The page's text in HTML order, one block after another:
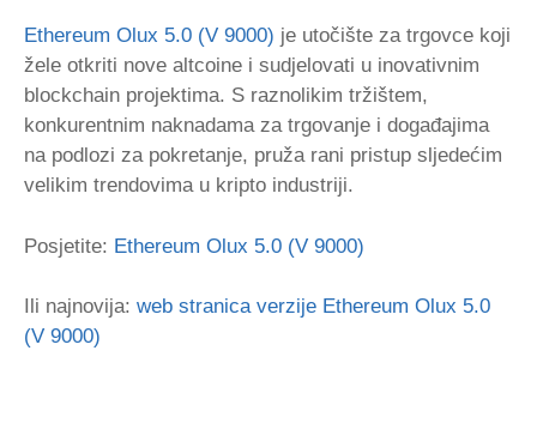
Ethereum Olux 5.0 (V 9000) je utočište za trgovce koji
žele otkriti nove altcoine i sudjelovati u inovativnim
blockchain projektima. S raznolikim tržištem,
konkurentnim naknadama za trgovanje i događajima
na podlozi za pokretanje, pruža rani pristup sljedećim
velikim trendovima u kripto industriji.
Posjetite: Ethereum Olux 5.0 (V 9000)
Ili najnovija: web stranica verzije Ethereum Olux 5.0
(V 9000)